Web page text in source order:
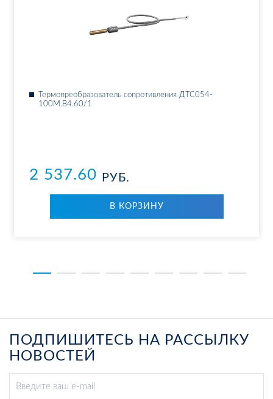
Тер­мо­пре­об­ра­зо­ва­тель со­про­тив­ле­ния ДТ­С054-
100М.В4.60/1
2 537.60 РУБ.
В КОР­ЗИ­НУ
ПОДПИШИТЕСЬ НА РАССЫЛКУ
НОВОСТЕЙ